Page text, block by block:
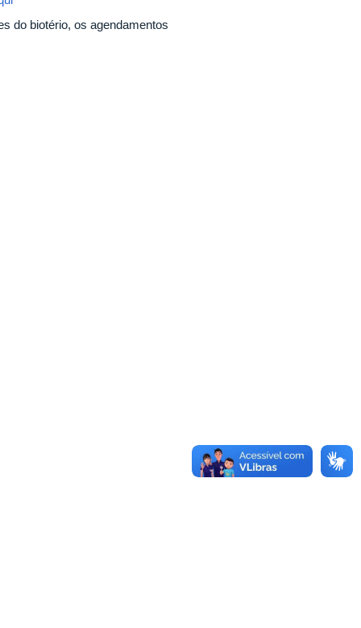
do biotério, os agendamentos